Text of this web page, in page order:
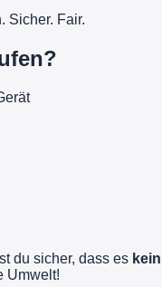
Sicher. Fair.
du sicher, dass es kein
Umwelt!